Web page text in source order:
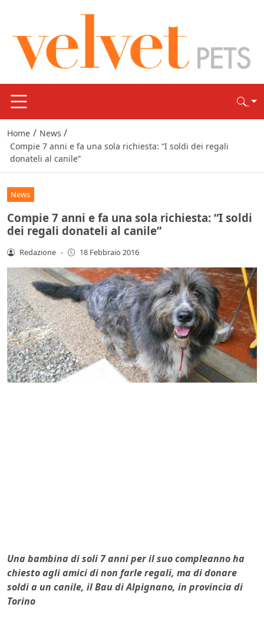
Home / News /
Compie 7 anni e fa una sola richiesta: “I soldi dei regali
donateli al canile”
News
Compie 7 anni e fa una sola richiesta: “I soldi
dei regali donateli al canile”
Redazione - 18 Febbraio 2016
Una bambina di soli 7 anni per il suo compleanno ha
chiesto agli amici di non farle regali, ma di donare
soldi a un canile, il Bau di Alpignano, in provincia di
Torino